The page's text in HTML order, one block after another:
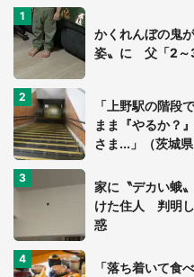
かくれんぼの鬼
姿〟に 父「2～
「上野駅の階段
まま『やるか？
さま...」（茨城
家に〝デカい蛾
けた住人 判明し
惑
「落ち着いて食